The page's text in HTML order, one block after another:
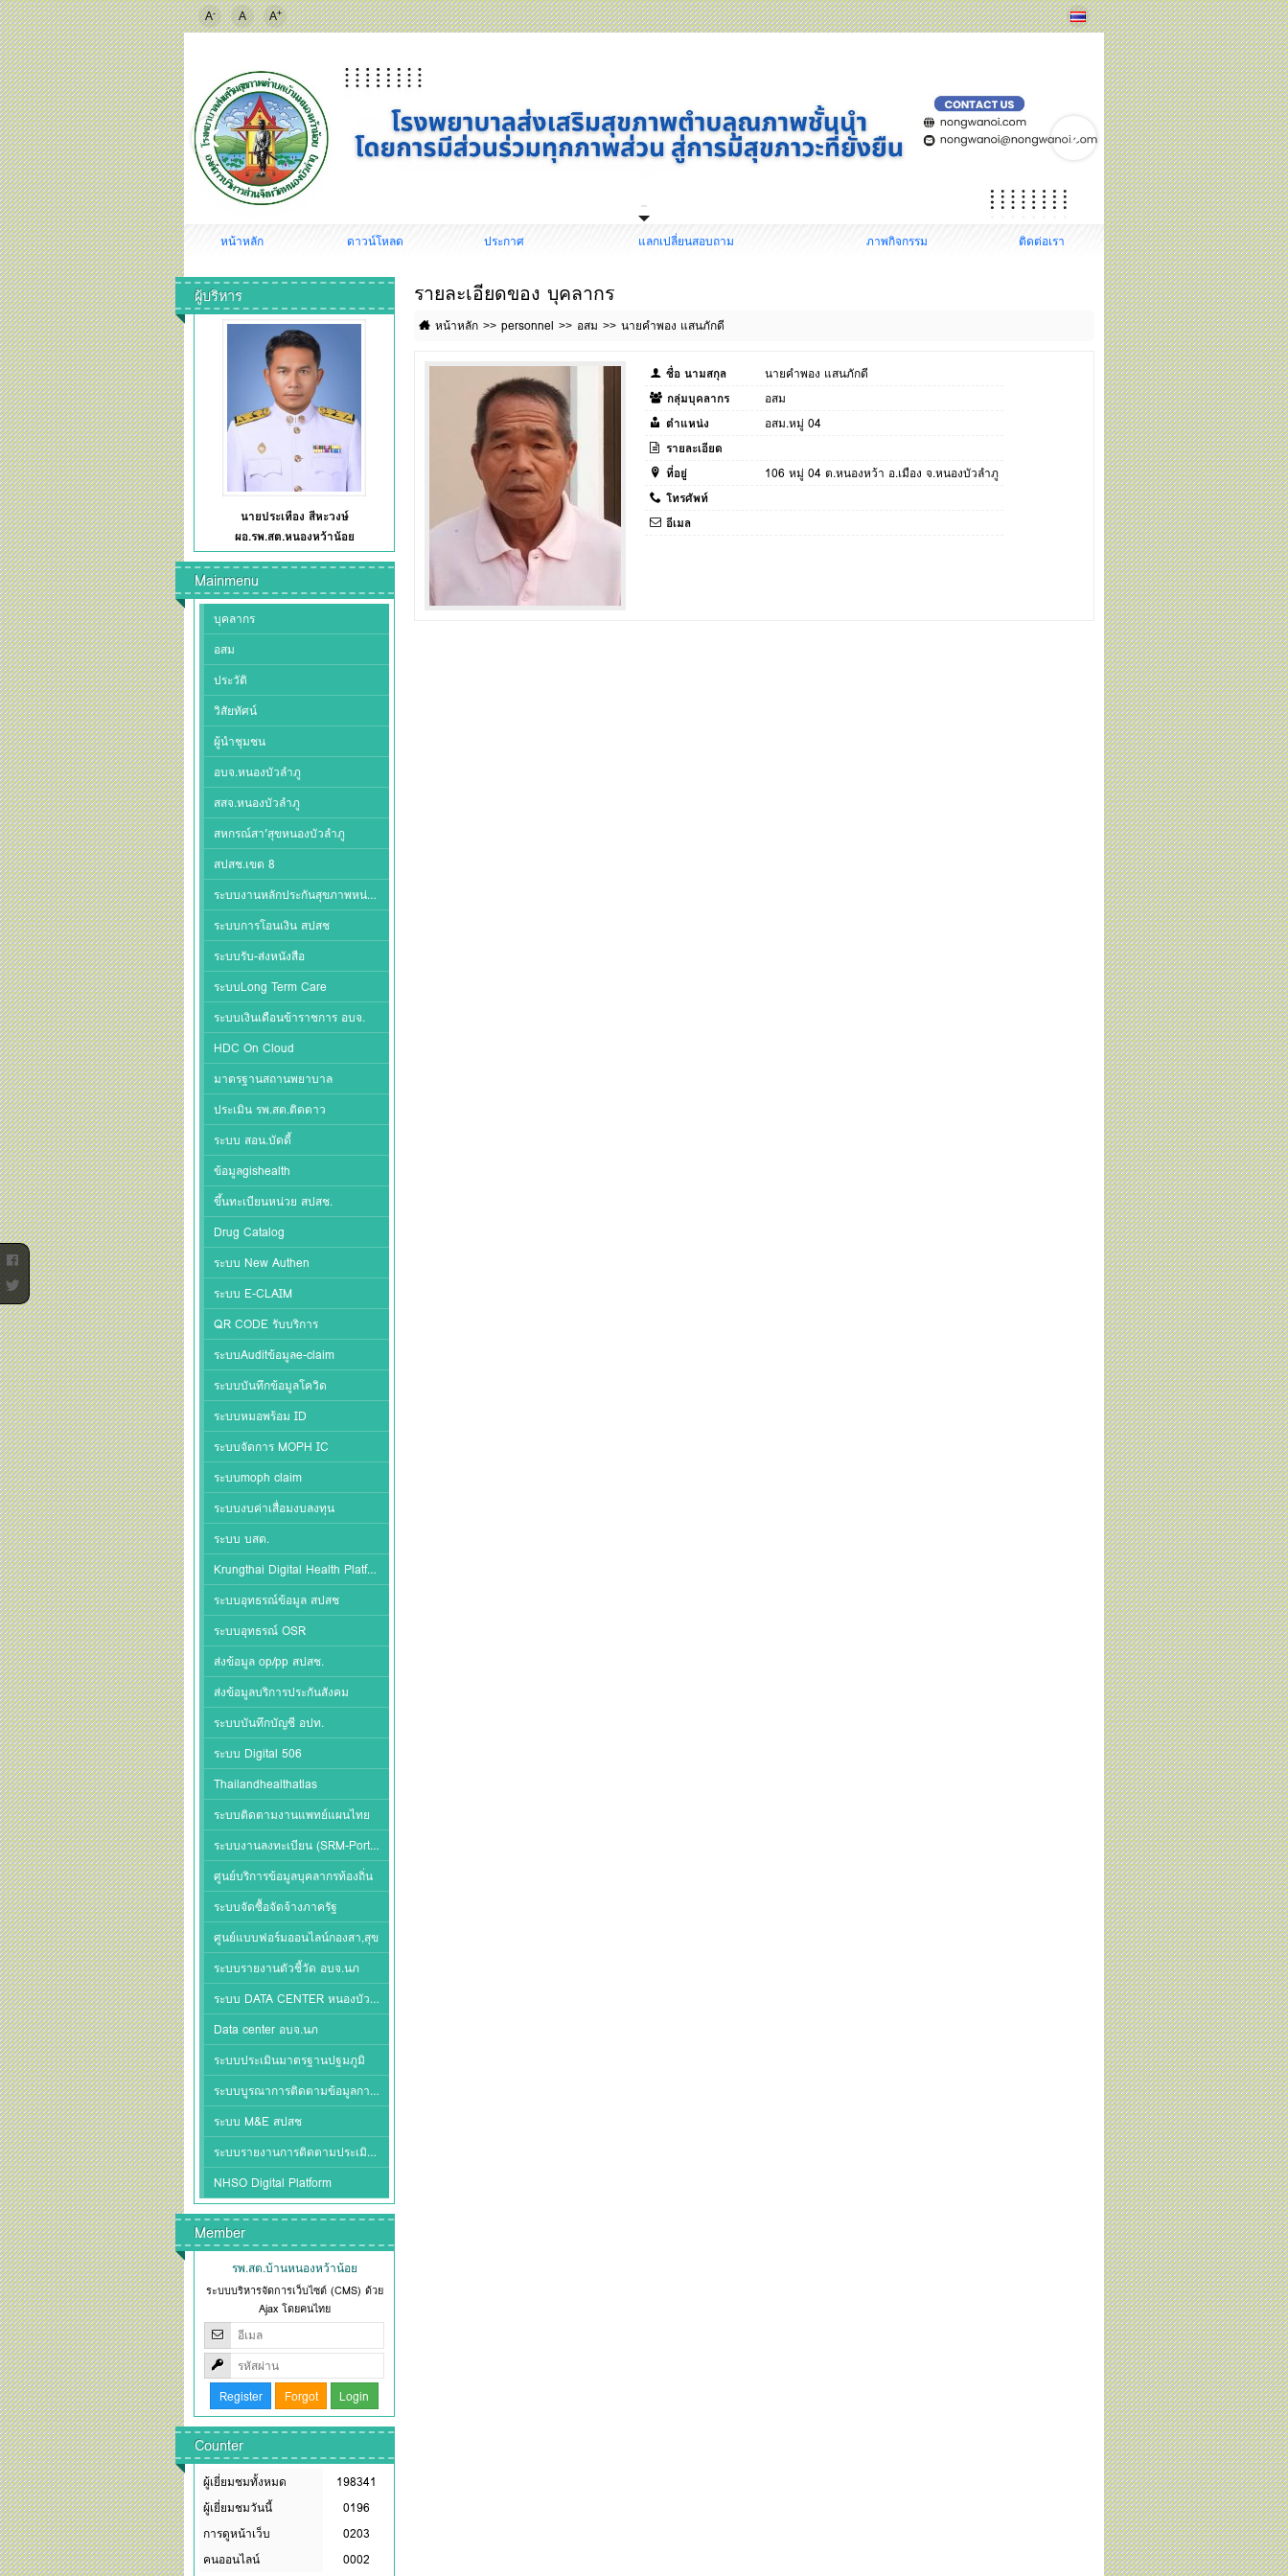
A- A A+
หน้าหลัก ดาวน์โหลด ประกาศ แลกเปลี่ยนสอบถาม ภาพกิจกรรม ติดต่อเรา
รายละเอียดของ บุคลากร
หน้าหลัก personnel อสม นายคำพอง แสนภักดี
ชื่อ นามสกุล
นายคำพอง แสนภักดี
กลุ่มบุคลากร
อสม
ตำแหน่ง
อสม.หมู่ 04
รายละเอียด
ที่อยู่
106 หมู่ 04 ต.หนองหว้า อ.เมือง จ.หนองบัวลำภู
โทรศัพท์
อีเมล
ผู้บริหาร
นายประเทือง สีหะวงษ์
ผอ.รพ.สต.หนองหว้าน้อย
Mainmenu
บุคลากร
อสม
ประวัติ
วิสัยทัศน์
ผู้นำชุมชน
อบจ.หนองบัวลำภู
สสจ.หนองบัวลำภู
สหกรณ์สา’สุขหนองบัวลำภู
สปสช.เขต 8
ระบบงานหลักประกันสุขภาพหน่วยบริการ
ระบบการโอนเงิน สปสช
ระบบรับ-ส่งหนังสือ
ระบบLong Term Care
ระบบเงินเดือนข้าราชการ อบจ.
HDC On Cloud
มาตรฐานสถานพยาบาล
ประเมิน รพ.สต.ติดดาว
ระบบ สอน.บัดดี้
ข้อมูลgishealth
ขึ้นทะเบียนหน่วย สปสช.
Drug Catalog
ระบบ New Authen
ระบบ E-CLAIM
QR CODE รับบริการ
ระบบAuditข้อมูลe-claim
ระบบบันทึกข้อมูลโควิด
ระบบหมอพร้อม ID
ระบบจัดการ MOPH IC
ระบบmoph claim
ระบบงบค่าเสื่อมงบลงทุน
ระบบ บสต.
Krungthai Digital Health Platform
ระบบอุทธรณ์ข้อมูล สปสช
ระบบอุทธรณ์ OSR
ส่งข้อมูล op/pp สปสช.
ส่งข้อมูลบริการประกันสังคม
ระบบบันทึกบัญชี อปท.
ระบบ Digital 506
Thailandhealthatlas
ระบบติดตามงานแพทย์แผนไทย
ระบบงานลงทะเบียน (SRM-Portal)
ศูนย์บริการข้อมูลบุคลากรท้องถิ่น
ระบบจัดซื้อจัดจ้างภาครัฐ
ศูนย์แบบฟอร์มออนไลน์กองสา,สุข
ระบบรายงานตัวชี้วัด อบจ.นภ
ระบบ DATA CENTER หนองบัวลำภู
Data center อบจ.นภ
ระบบประเมินมาตรฐานปฐมภูมิ
ระบบบูรณาการติดตามข้อมูลการจ่ายชดเชยโรคเฉพาะ
ระบบ M&E สปสช
ระบบรายงานการติดตามประเมินผล สปสช
NHSO Digital Platform
Member
รพ.สต.บ้านหนองหว้าน้อย
ระบบบริหารจัดการเว็บไซต์ (CMS) ด้วย
Ajax โดยคนไทย
Counter
ผู้เยี่ยมชมทั้งหมด
198341
ผู้เยี่ยมชมวันนี้
0196
การดูหน้าเว็บ
0203
คนออนไลน์
0002